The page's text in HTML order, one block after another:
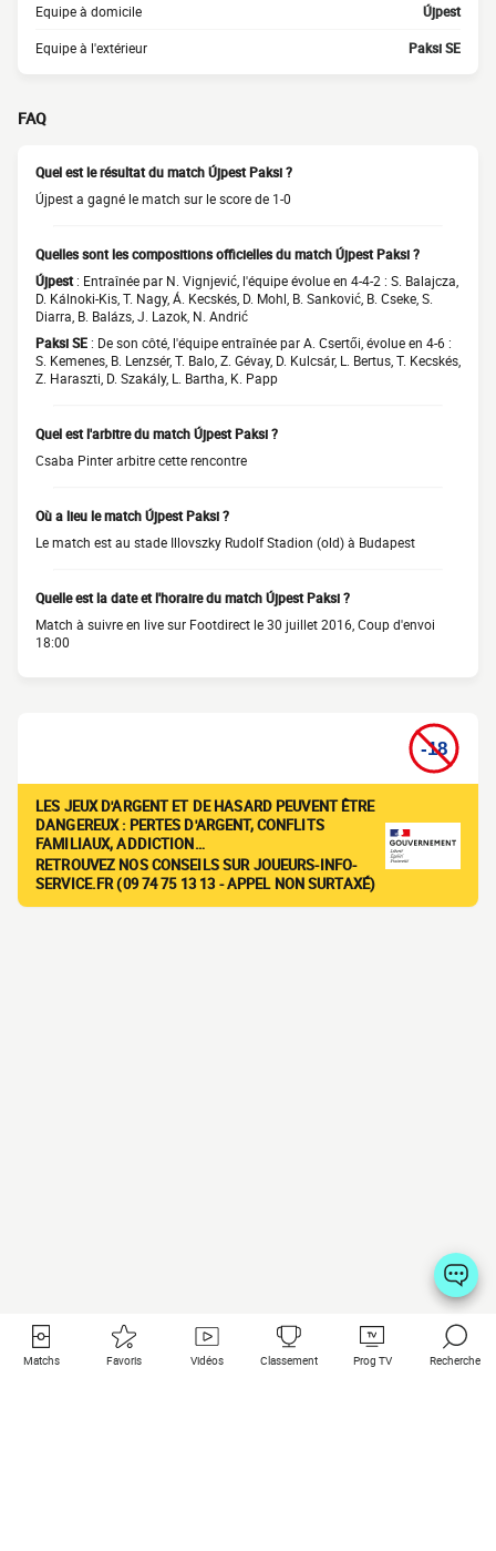
Equipe à domicile Újpest
Equipe à l'extérieur Paksi SE
FAQ
Quel est le résultat du match Újpest Paksi ?
Újpest a gagné le match sur le score de 1-0
Quelles sont les compositions officielles du match Újpest Paksi ?
Újpest: Entraînée par N. Vignjević, l'équipe évolue en 4-4-2 : S. Balajcza,
D. Kálnoki-Kis, T. Nagy, Á. Kecskés, D. Mohl, B. Sanković, B. Cseke, S.
Diarra, B. Balázs, J. Lazok, N. Andrić
Paksi SE : De son côté, l'équipe entraînée par A. Csertői, évolue en 4-6 :
S. Kemenes, B. Lenzsér, T. Balo, Z. Gévay, D. Kulcsár, L. Bertus, T. Kecskés,
Z. Haraszti, D. Szakály, L. Bartha, K. Papp
Quel est l'arbitre du match Újpest Paksi ?
Csaba Pinter arbitre cette rencontre
Où a lieu le match Újpest Paksi ?
Le match est au stade Illovszky Rudolf Stadion (old) à Budapest
Quelle est la date et l'horaire du match Újpest Paksi ?
Match à suivre en live sur Footdirect le 30 juillet 2016, Coup d'envoi
18:00
LES JEUX D'ARGENT ET DE HASARD PEUVENT ÊTRE
DANGEREUX : PERTES D'ARGENT, CONFLITS
FAMILIAUX, ADDICTION…
RETROUVEZ NOS CONSEILS SUR JOUEURS-INFO-
SERVICE.FR (09 74 75 13 13 - APPEL NON SURTAXÉ)
Matchs Favoris Vidéos Classement Prog TV Recherche